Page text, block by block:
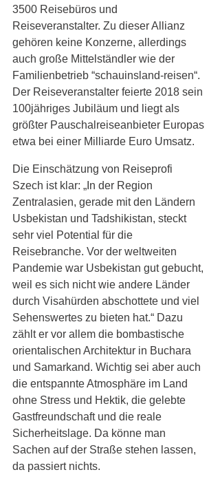
3500 Reisebüros und
Reiseveranstalter. Zu dieser Allianz
gehören keine Konzerne, allerdings
auch große Mittelständler wie der
Familienbetrieb “schauinsland-reisen“.
Der Reiseveranstalter feierte 2018 sein
100jähriges Jubiläum und liegt als
größter Pauschalreiseanbieter Europas
etwa bei einer Milliarde Euro Umsatz.
Die Einschätzung von Reiseprofi
Szech ist klar: „In der Region
Zentralasien, gerade mit den Ländern
Usbekistan und Tadshikistan, steckt
sehr viel Potential für die
Reisebranche. Vor der weltweiten
Pandemie war Usbekistan gut gebucht,
weil es sich nicht wie andere Länder
durch Visahürden abschottete und viel
Sehenswertes zu bieten hat.“ Dazu
zählt er vor allem die bombastische
orientalischen Architektur in Buchara
und Samarkand. Wichtig sei aber auch
die entspannte Atmosphäre im Land
ohne Stress und Hektik, die gelebte
Gastfreundschaft und die reale
Sicherheitslage. Da könne man
Sachen auf der Straße stehen lassen,
da passiert nichts.